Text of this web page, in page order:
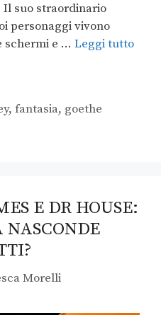
suo straordinario
personaggi vivono
schermi e … Leggi tutto
,fantasia, goethe
E DR HOUSE:
Morelli